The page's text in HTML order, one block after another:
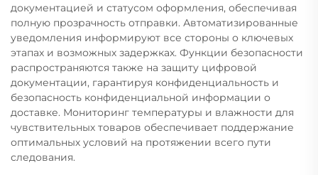
документацией и статусом оформления, обеспечивая
полную прозрачность отправки. Автоматизированные
уведомления информируют все стороны о ключевых
этапах и возможных задержках. Функции безопасности
распространяются также на защиту цифровой
документации, гарантируя конфиденциальность и
безопасность конфиденциальной информации о
доставке. Мониторинг температуры и влажности для
чувствительных товаров обеспечивает поддержание
оптимальных условий на протяжении всего пути
следования.